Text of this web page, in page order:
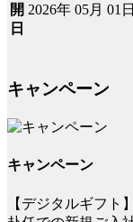
開
日
2026年 05月 01日
キャンペーン
キャンペーン
【デジタルギフト】